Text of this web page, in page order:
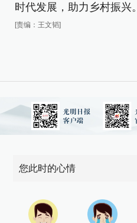
时代发展，助力乡村振兴。
[责编：王文韬]
您此时的心情